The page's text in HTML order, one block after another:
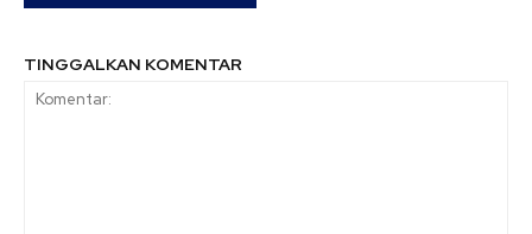
TINGGALKAN KOMENTAR